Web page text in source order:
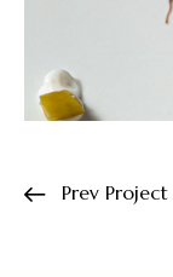
Prev Project